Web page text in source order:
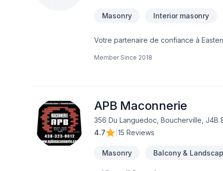
Masonry Interior masonry
Votre partenaire de confiance à
proposons des solutions adaptées à
Member Since 2018
APB Maconnerie
356 Du Languedoc, Boucherville, J4B
4.7
15 Reviews
Masonry Balcony &